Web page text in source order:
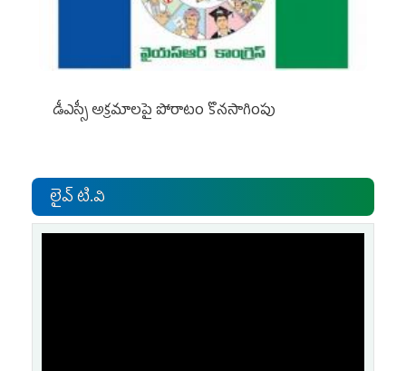
డీఎస్సీ అక్రమాలపై పోరాటం కొనసాగింపు
లైవ్ టి.వి